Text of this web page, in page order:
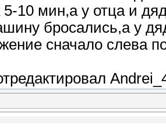
5-10 мин,а у отца и
бросались,а у
сначало слева